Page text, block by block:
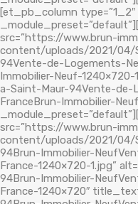
[et_pb_column type=”1_2″
src=”https://www.brun-
content/uploads/2021/04/
94Vente-de-Logements-
Immobilier-Neuf-
a-Saint-Maur-94Vente-
FranceBrun-Immobilier-
src=”https://www.brun-
content/uploads/2021/04/
94Brun-Immobilier-
France-1240×720-1.jpg”
94Brun-Immobilier-
France-1240×720″